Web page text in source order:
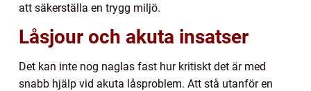
att säkerställa en trygg miljö.
Låsjour och akuta insatser
Det kan inte nog naglas fast hur kritiskt det är med
snabb hjälp vid akuta låsproblem. Att stå utanför en